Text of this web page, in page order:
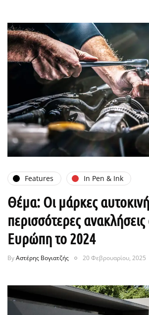
Features In Pen & Ink
Θέμα: Οι μάρκες
περισσότερες
Ευρώπη το 2024
ByΑστέρης Βογιατζής 20 Φεβρουαρίου, 2025